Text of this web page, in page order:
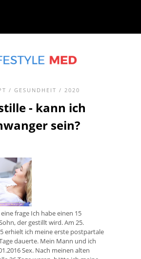
/ GESUNDHEIT / 2020
- kann ich
sein?
frage Ich habe einen 15
der gestillt wird. Am 25.
erhielt ich meine erste postpartale
dauerte. Mein Mann und ich
Sex. Nach meinen alten